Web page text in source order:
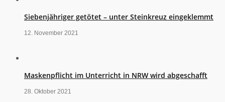
Siebenjähriger getötet – unter Steinkreuz eingeklemmt
12. November 2021
Maskenpflicht im Unterricht in NRW wird abgeschafft
28. Oktober 2021